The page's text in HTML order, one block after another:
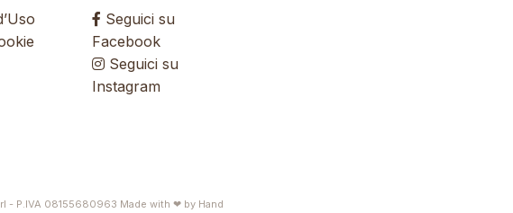
Seguici su
Facebook
Seguici su
Instagram
- P.IVA 08155680963 Made with ❤ by Hand